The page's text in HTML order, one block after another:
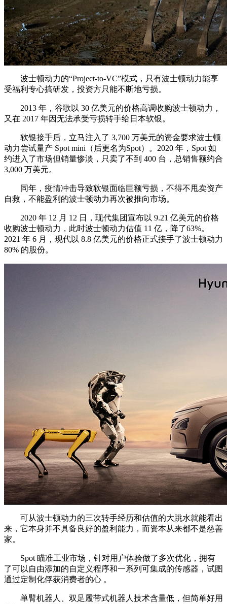
波士顿动力的“Project-to-VC”模式，只有波士顿动力能享
受福利专心搞研发，投资方只能不断地亏损。
2013 年，谷歌以 30 亿美元的价格高调收购波士顿动力，
又在 2017 年因无法承受亏损转手给日本软银。
软银接手后，立马注入了 3,700 万美元的资金要求波士顿
动力尝试量产 Spot mini（后更名为Spot）。2020 年，Spot 如
约进入了市场但销量惨淡，只卖了不到 400 台，总销售额约合
3,000 万美元。
同年，疫情冲击导致软银面临巨额亏损，不得不甩卖资产
自救，不能盈利的波士顿动力再次被推向市场。
2020 年 12 月 12 日，现代集团宣布以 9.21 亿美元的价格
收购波士顿动力，此时波士顿动力估值 11 亿，降了63%。
2021 年 6 月，现代以 8.8 亿美元的价格正式接手了波士顿动力
80% 的股份。
可从波士顿动力的三次转手经历和估值的大跳水就能看出
来，它本身并不具备良好的盈利能力，而资本从来都不是慈善
家。
Spot 瞄准工业市场，针对用户体验做了多次优化，拥有
了可以自由添加的自定义程序和一系列可集成的传感器，试图
通过定制化俘获消费者的心 。
单臂机器人、双足履带式机器人技术含量低，但简单好用